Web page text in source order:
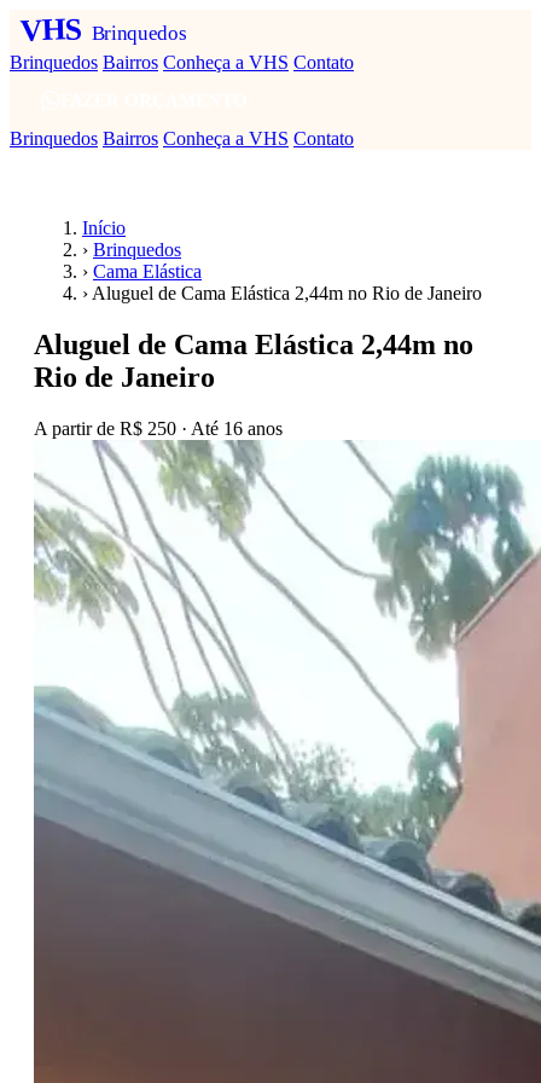
VHS Brinquedos
Brinquedos Bairros Conheça a VHS Contato
Brinquedos Bairros Conheça a VHS Contato
Início
› Brinquedos
› Cama Elástica
› Aluguel de Cama Elástica 2,44m no Rio de Janeiro
Aluguel de Cama Elástica 2,44m no
Rio de Janeiro
A partir de R$ 250 · Até 16 anos